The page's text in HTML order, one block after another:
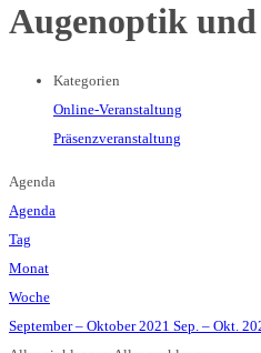
Augenoptik
Kategorien
Online-Veranstaltung
Präsenzveranstaltung
Agenda
Agenda
Tag
Monat
Woche
September – Oktober 2021 Sep. – Okt.